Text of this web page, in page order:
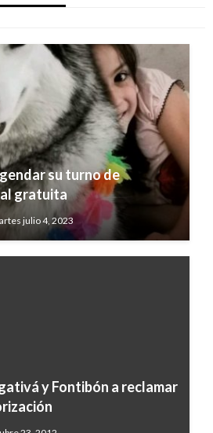
24, 2012
su turno de
gratuita
julio 4, 2023
y Fontibón a reclamar